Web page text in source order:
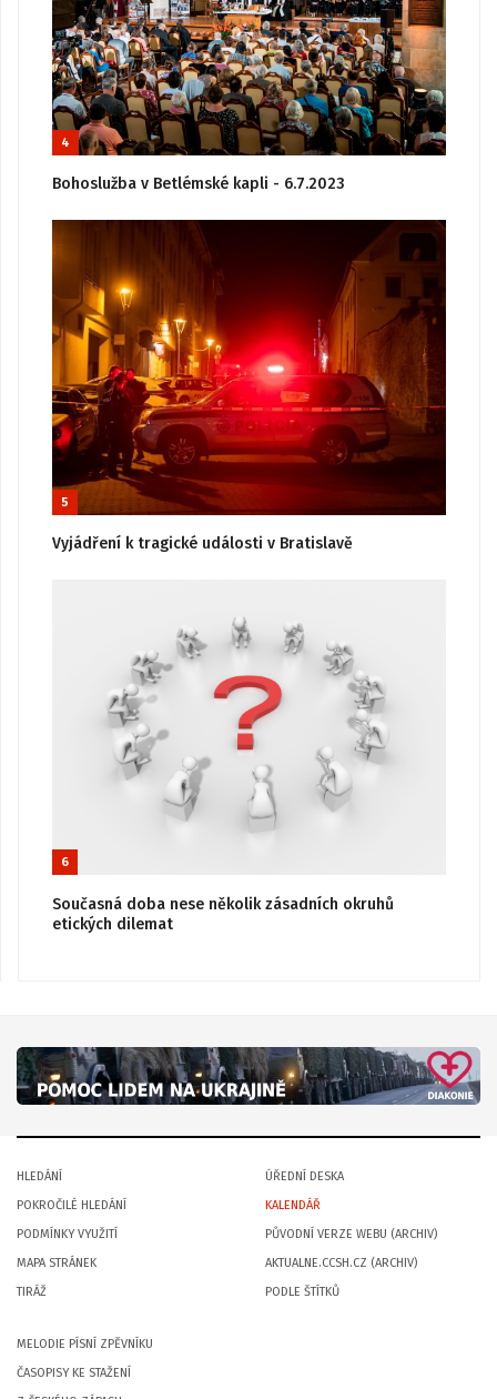
4
Bohoslužba v Betlémské kapli - 6.7.2023
5
Vyjádření k tragické události v Bratislavě
6
Současná doba nese několik zásadních okruhů
etických dilemat
HLEDÁNÍ
POKROČILÉ HLEDÁNÍ
PODMÍNKY VYUŽITÍ
MAPA STRÁNEK
TIRÁŽ
ÚŘEDNÍ DESKA
KALENDÁŘ
PŮVODNÍ VERZE WEBU (ARCHIV)
AKTUALNE.CCSH.CZ (ARCHIV)
PODLE ŠTÍTKŮ
MELODIE PÍSNÍ ZPĚVNÍKU
ČASOPISY KE STAŽENÍ